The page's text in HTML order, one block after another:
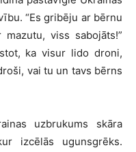
“Es gribēju ar bērnu
viss sabojāts!”
ka visur lido droni,
vai tu un tavs bērns
uzbrukums skāra
izcēlās ugunsgrēks.